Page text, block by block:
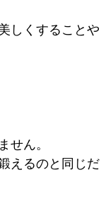
しくすることや
せん。
えるのと同じ